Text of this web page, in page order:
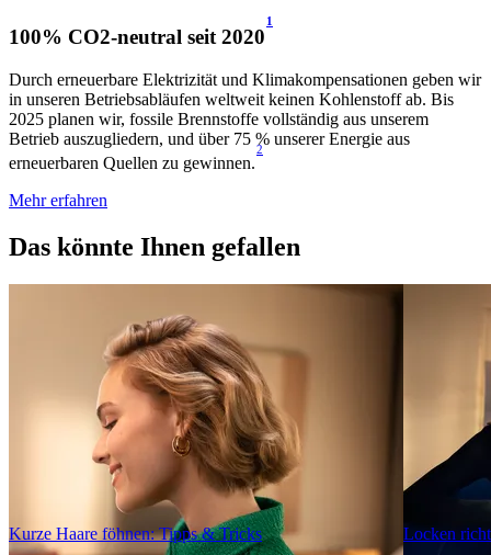
100% CO2-neutral seit 2020
1
Durch erneuerbare Elektrizität und Klimakompensationen geben wir
in unseren Betriebsabläufen weltweit keinen Kohlenstoff ab. Bis
2025 planen wir, fossile Brennstoffe vollständig aus unserem
Betrieb auszugliedern, und über 75 % unserer Energie aus
erneuerbaren Quellen zu gewinnen.
2
Mehr erfahren
Das könnte Ihnen gefallen
Kurze Haare föhnen: Tipps & Tricks Locken